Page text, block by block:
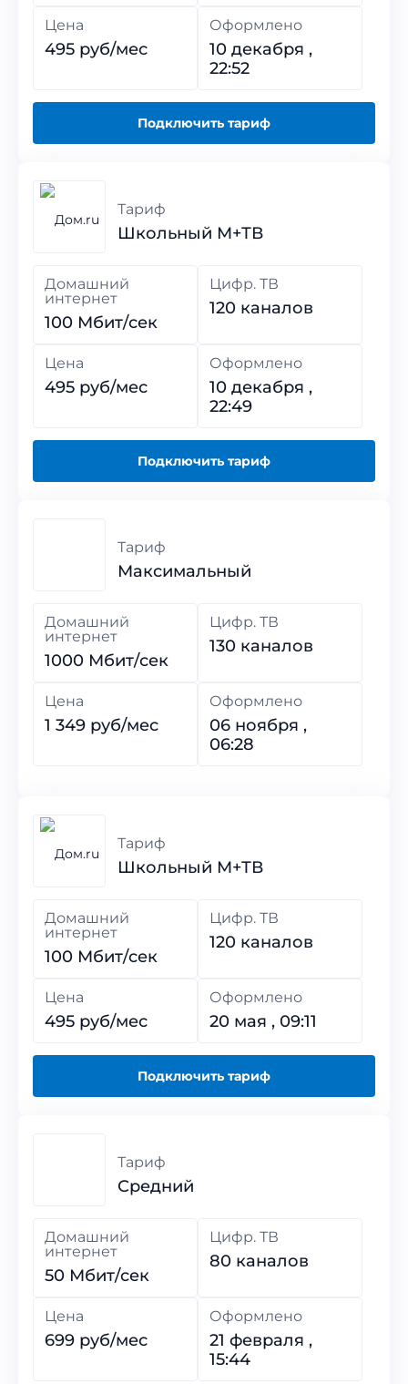
Цена
495 руб/мес
Оформлено
10 декабря ,
22:52
Подключить тариф
Тариф
Школьный M+ТВ
Домашний
интернет
100 Мбит/сек
Цифр. ТВ
120 каналов
Цена
495 руб/мес
Оформлено
10 декабря ,
22:49
Подключить тариф
Тариф
Максимальный
Домашний
интернет
1000 Мбит/сек
Цифр. ТВ
130 каналов
Цена
1 349 руб/мес
Оформлено
06 ноября ,
06:28
Тариф
Школьный M+ТВ
Домашний
интернет
100 Мбит/сек
Цифр. ТВ
120 каналов
Цена
495 руб/мес
Оформлено
20 мая , 09:11
Подключить тариф
Тариф
Средний
Домашний
интернет
50 Мбит/сек
Цифр. ТВ
80 каналов
Цена
699 руб/мес
Оформлено
21 февраля ,
15:44